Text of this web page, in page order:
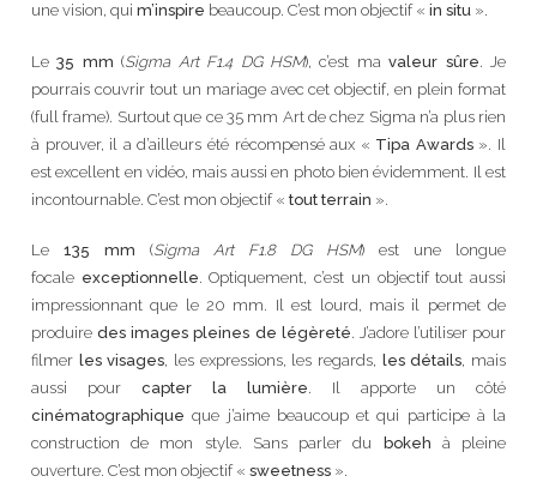
une vision, qui m’inspire beaucoup. C’est mon objectif « in situ ».
Le35 mm (Sigma Art F1.4 DG HSM), c’est mavaleur sûre . Je
pourrais couvrir tout un mariage avec cet objectif, en plein format
(full frame). Surtout que ce 35 mm Art de chez Sigma n’a plus rien
à prouver, il a d’ailleurs été récompensé aux « Tipa Awards». Il
est excellent en vidéo, mais aussi en photo bien évidemment. Il est
incontournable. C’est mon objectif « tout terrain ».
Le 135 mm (Sigma Art F1.8 DG HSM) est une longue
focale exceptionnelle. Optiquement, c’est un objectif tout aussi
impressionnant que le 20 mm. Il est lourd, mais il permet de
produiredes images pleines de légèreté. J’adore l’utiliser pour
filmer les visages, les expressions, les regards, les détails, mais
aussi pour capter la lumière. Il apporte un côté
cinématographique que j’aime beaucoup et qui participe à la
construction de mon style. Sans parler du bokeh à pleine
ouverture. C’est mon objectif « sweetness ».